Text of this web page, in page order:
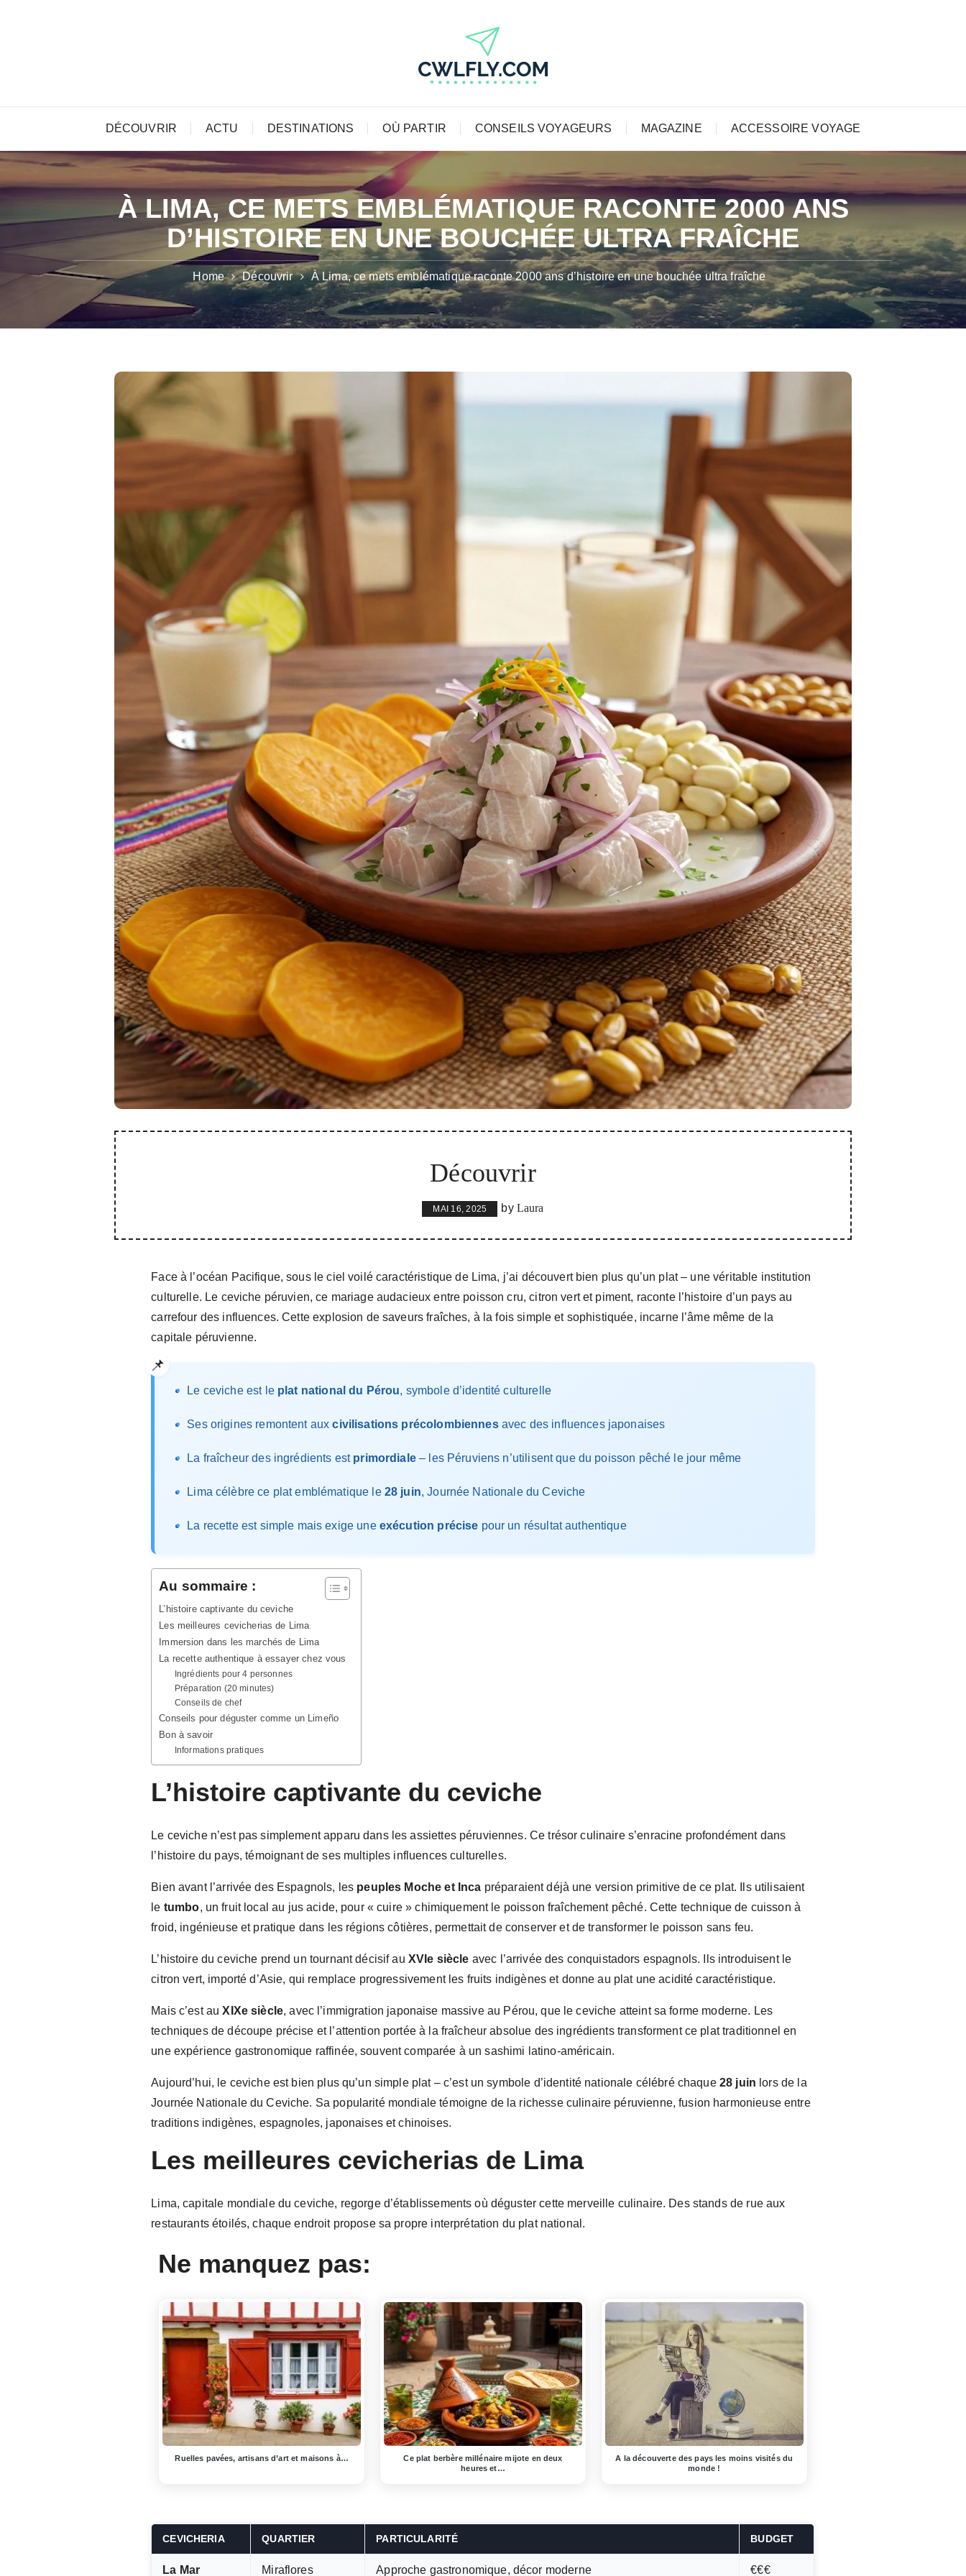
DÉCOUVRIR ACTU DESTINATIONS OÙ PARTIR CONSEILS VOYAGEURS MAGAZINE ACCESSOIRE VOYAGE
À LIMA, CE METS EMBLÉMATIQUE RACONTE 2000 ANS
D’HISTOIRE EN UNE BOUCHÉE ULTRA FRAÎCHE
Home Découvrir À Lima, ce mets emblématique raconte 2000 ans d’histoire en une bouchée ultra fraîche
Découvrir
MAI 16, 2025 by Laura
Face à l’océan Pacifique, sous le ciel voilé caractéristique de Lima, j’ai découvert bien plus qu’un plat – une véritable institution
culturelle. Le ceviche péruvien, ce mariage audacieux entre poisson cru, citron vert et piment, raconte l’histoire d’un pays au
carrefour des influences. Cette explosion de saveurs fraîches, à la fois simple et sophistiquée, incarne l’âme même de la
capitale péruvienne.
Le ceviche est le plat national du Pérou, symbole d’identité culturelle
Ses origines remontent auxcivilisations précolombiennesavec des influences japonaises
La fraîcheur des ingrédients est primordiale– les Péruviens n’utilisent que du poisson pêché le jour même
Lima célèbre ce plat emblématique le 28 juin, Journée Nationale du Ceviche
La recette est simple mais exige une exécution précise pour un résultat authentique
Au sommaire :
L’histoire captivante du ceviche
Les meilleures cevicherias de Lima
Immersion dans les marchés de Lima
La recette authentique à essayer chez vous
Ingrédients pour 4 personnes
Préparation (20 minutes)
Conseils de chef
Conseils pour déguster comme un Limeño
Bon à savoir
Informations pratiques
L’histoire captivante du ceviche
Le ceviche n’est pas simplement apparu dans les assiettes péruviennes. Ce trésor culinaire s’enracine profondément dans
l’histoire du pays, témoignant de ses multiples influences culturelles.
Bien avant l’arrivée des Espagnols, les peuples Moche et Inca préparaient déjà une version primitive de ce plat. Ils utilisaient
le tumbo, un fruit local au jus acide, pour « cuire » chimiquement le poisson fraîchement pêché. Cette technique de cuisson à
froid, ingénieuse et pratique dans les régions côtières, permettait de conserver et de transformer le poisson sans feu.
L’histoire du ceviche prend un tournant décisif au XVIe siècle avec l’arrivée des conquistadors espagnols. Ils introduisent le
citron vert, importé d’Asie, qui remplace progressivement les fruits indigènes et donne au plat une acidité caractéristique.
Mais c’est auXIXe siècle, avec l’immigration japonaise massive au Pérou, que le ceviche atteint sa forme moderne. Les
techniques de découpe précise et l’attention portée à la fraîcheur absolue des ingrédients transforment ce plat traditionnel en
une expérience gastronomique raffinée, souvent comparée à un sashimi latino-américain.
Aujourd’hui, le ceviche est bien plus qu’un simple plat – c’est un symbole d’identité nationale célébré chaque 28 juin lors de la
Journée Nationale du Ceviche. Sa popularité mondiale témoigne de la richesse culinaire péruvienne, fusion harmonieuse entre
traditions indigènes, espagnoles, japonaises et chinoises.
Les meilleures cevicherias de Lima
Lima, capitale mondiale du ceviche, regorge d’établissements où déguster cette merveille culinaire. Des stands de rue aux
restaurants étoilés, chaque endroit propose sa propre interprétation du plat national.
Ne manquez pas:
Ruelles pavées, artisans d’art et maisons à…
Ce plat berbère millénaire mijote en deux
heures et…
A la découverte des pays les moins visités du
monde !
CEVICHERIA QUARTIER PARTICULARITÉ BUDGET
La Mar Miraflores Approche gastronomique, décor moderne €€€